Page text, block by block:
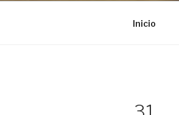
Inicio